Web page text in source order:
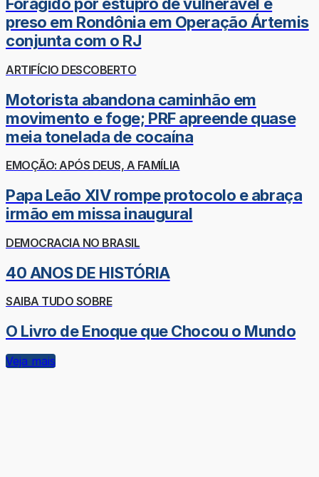
Foragido por estupro de vulnerável é
preso em Rondônia em Operação Ártemis
conjunta com o RJ
ARTIFÍCIO DESCOBERTO
Motorista abandona caminhão em
movimento e foge; PRF apreende quase
meia tonelada de cocaína
EMOÇÃO: APÓS DEUS, A FAMÍLIA
Papa Leão XIV rompe protocolo e abraça
irmão em missa inaugural
DEMOCRACIA NO BRASIL
40 ANOS DE HISTÓRIA
SAIBA TUDO SOBRE
O Livro de Enoque que Chocou o Mundo
Veja mais